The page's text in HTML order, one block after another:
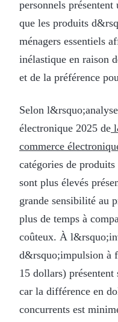
personnels
que les produits
ménagers essentiels
inélastique en raison
et de la préférence
Selon
électronique 2025 de
commerce
catégories de
sont plus élevés
grande sensibilité au
plus de temps à
coûteux. À
d&rsquo;impulsion à
15 dollars)
car la différence en
concurrents est